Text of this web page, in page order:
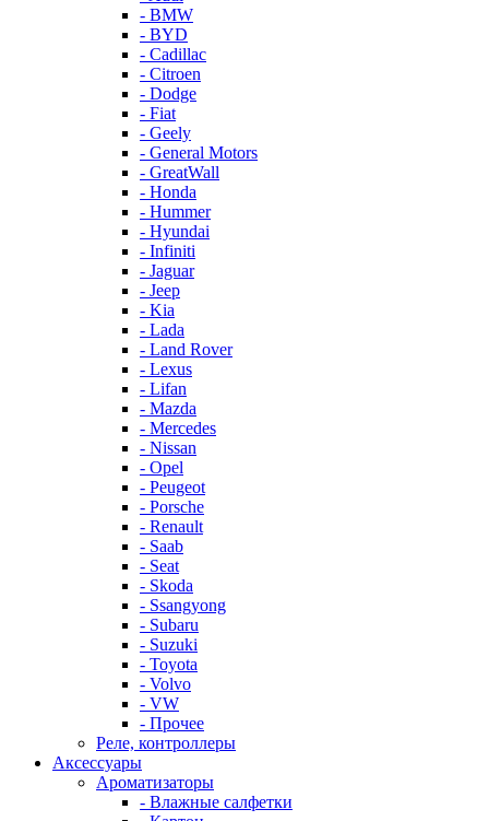
- BMW
- BYD
- Cadillac
- Citroen
- Dodge
- Fiat
- Geely
- General Motors
- GreatWall
- Honda
- Hummer
- Hyundai
- Infiniti
- Jaguar
- Jeep
- Kia
- Lada
- Land Rover
- Lexus
- Lifan
- Mazda
- Mercedes
- Nissan
- Opel
- Peugeot
- Porsche
- Renault
- Saab
- Seat
- Skoda
- Ssangyong
- Subaru
- Suzuki
- Toyota
- Volvo
- VW
- Прочее
Реле, контроллеры
Аксессуары
Ароматизаторы
- Влажные салфетки